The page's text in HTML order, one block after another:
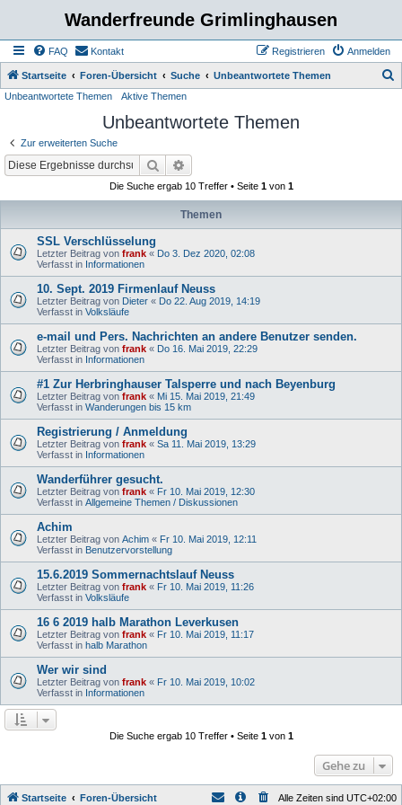
Wanderfreunde Grimlinghausen
FAQ Kontakt Anmelden
Registrieren
Startseite Foren-Übersicht Suche Unbeantwortete Themen
Unbeantwortete Themen Aktive Themen
Unbeantwortete Themen
Zur erweiterten Suche
Suche
Die Suche ergab 10 Treffer • Seite 1von 1
Themen
SSL Verschlüsselung
Letzter Beitrag von frank « Do 3. Dez 2020, 02:08
Verfasst in Informationen
10. Sept. 2019 Firmenlauf Neuss
Letzter Beitrag von Dieter « Do 22. Aug 2019, 14:19
Verfasst in Volksläufe
e-mail und Pers. Nachrichten an andere Benutzer senden.
Letzter Beitrag von frank « Do 16. Mai 2019, 22:29
Verfasst in Informationen
#1 Zur Herbringhauser Talsperre und nach Beyenburg
Letzter Beitrag von frank « Mi 15. Mai 2019, 21:49
Verfasst in Wanderungen bis 15 km
Registrierung / Anmeldung
Letzter Beitrag von frank « Sa 11. Mai 2019, 13:29
Verfasst in Informationen
Wanderführer gesucht.
Letzter Beitrag von frank « Fr 10. Mai 2019, 12:30
Verfasst in Allgemeine Themen / Diskussionen
Achim
Letzter Beitrag von Achim « Fr 10. Mai 2019, 12:11
Verfasst in Benutzervorstellung
15.6.2019 Sommernachtslauf Neuss
Letzter Beitrag von frank « Fr 10. Mai 2019, 11:26
Verfasst in Volksläufe
16 6 2019 halb Marathon Leverkusen
Letzter Beitrag von frank « Fr 10. Mai 2019, 11:17
Verfasst in halb Marathon
Wer wir sind
Letzter Beitrag von frank « Fr 10. Mai 2019, 10:02
Verfasst in Informationen
Die Suche ergab 10 Treffer • Seite 1von 1
Gehe zu
Startseite Foren-Übersicht Alle Zeiten sind UTC+02:00